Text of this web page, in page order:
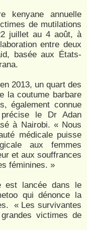
kenyane annuelle
de mutilations
juillet au 4 août, à
entre deux
basée aux États-
2013, un quart des
la coutume barbare
également connue
le Dr Adan
à Nairobi. « Nous
médicale puisse
aux femmes
et aux souffrances
féminines. »
est lancée dans le
qui dénonce la
« Les survivantes
victimes de